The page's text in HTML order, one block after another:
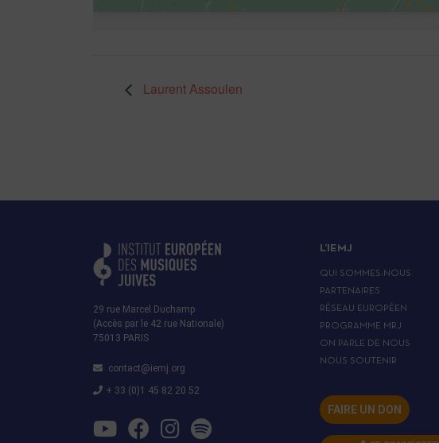
Laurent Assoulen
29 rue Marcel Duchamp
(Accès par le 42 rue Nationale)
75013 PARIS
contact@iemj.org
+ 33 (0)1 45 82 20 52
L’IEMJ
QUI SOMMES-NOUS
PARTENAIRES
RÉSEAU EUROPÉEN
PROGRAMME MRJ
ON PARLE DE NOUS
NOUS SOUTENIR
FAIRE UN DON